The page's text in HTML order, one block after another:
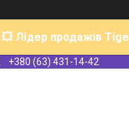
💥 Лідер продажів
+380 (63) 431-14-42